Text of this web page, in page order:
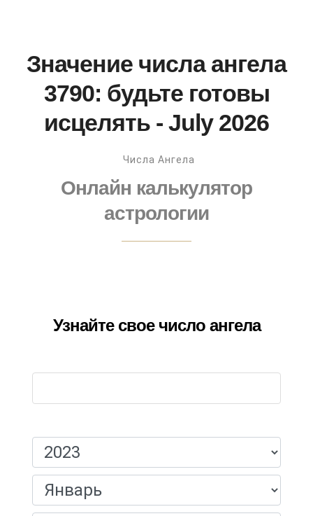
Значение числа ангела
3790: будьте готовы
исцелять - July 2026
Числа Ангела
Онлайн калькулятор
астрологии
Узнайте свое число ангела